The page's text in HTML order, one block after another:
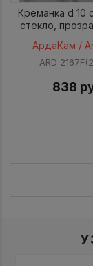
Креманка d 10
стекло,
АрдаКам /
ARD
838